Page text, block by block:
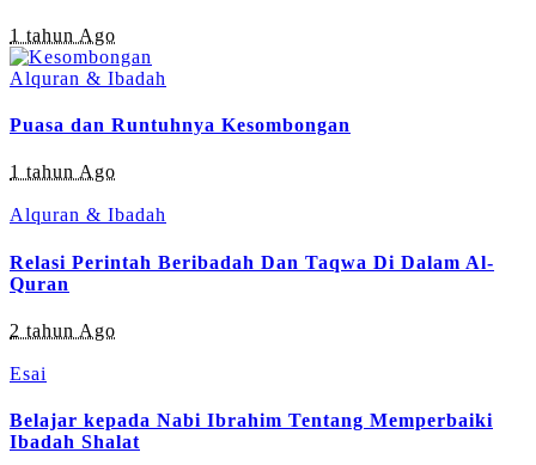
1 tahun Ago
Alquran & Ibadah
Puasa dan Runtuhnya Kesombongan
1 tahun Ago
Alquran & Ibadah
Relasi Perintah Beribadah Dan Taqwa Di Dalam Al-
Quran
2 tahun Ago
Esai
Belajar kepada Nabi Ibrahim Tentang Memperbaiki
Ibadah Shalat